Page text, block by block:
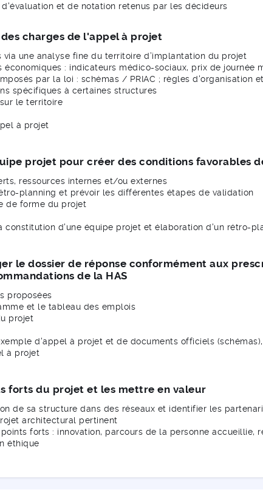
et de notation retenus par les décideurs
charges de l'appel à projet
via une analyse fine du territoire d’implantation du projet
économiques : indicateurs médico-sociaux, prix de journée
par la loi : schémas / PRIAC ; règles d'organisation
spécifiques à certaines structures
le territoire
à projet
projet pour créer des conditions favorables
ressources internes et/ou externes
planning et prévoir les différentes étapes de validation
de forme du projet
constitution d'une équipe projet et élaboration d'un rétro-
le dossier de réponse conformément aux
de la HAS
proposées
et le tableau des emplois
projet
d'appel à projet et de documents officiels
à projet
forts du projet et les mettre en valeur
de sa structure dans des réseaux et identifier les
architectural pertinent
forts : innovation, parcours de la personne accueillie,
éthique